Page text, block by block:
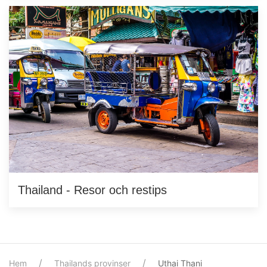
Thailand - Resor och restips
Hem Thailands provinser Uthai Thani